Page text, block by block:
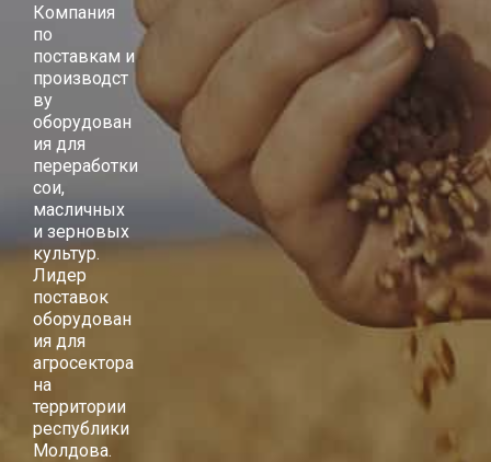
Компания
по
поставкам и
производст
ву
оборудован
ия для
переработки
сои,
масличных
и зерновых
культур.
Лидер
поставок
оборудован
ия для
агросектора
на
территории
республики
Молдова.